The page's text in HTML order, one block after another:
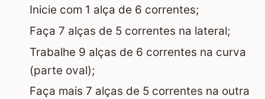
Inicie com 1 alça de 6 correntes;
Faça 7 alças de 5 correntes na lateral;
Trabalhe 9 alças de 6 correntes na curva
(parte oval);
Faça mais 7 alças de 5 correntes na outra